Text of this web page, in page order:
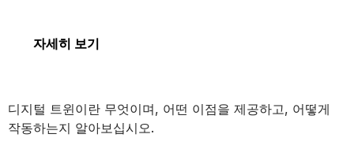
OpenFlows WaterGEMS
자세히 보기
디지털 트윈이란 무엇이며, 어떤 이점을 제공하고, 어떻게
작동하는지 알아보십시오.